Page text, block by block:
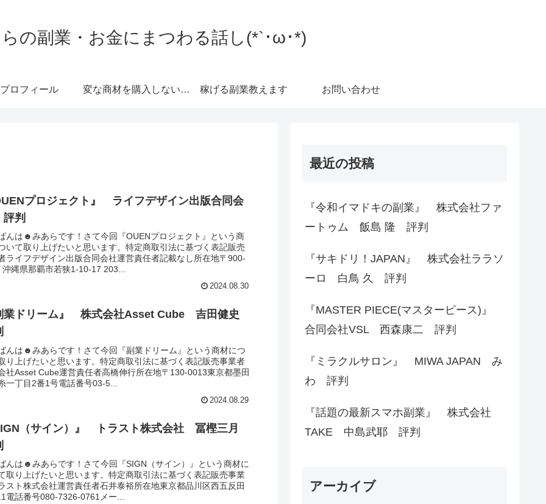
の副業・お金にまつわる話し(*`･ω･*)
プロフィール 変な商材を購入しない為に… 稼げる副業教えます お問い合わせ
プロジェクト』 ライフデザイン出版合同会
判
んは☻みあらです！さて今回『OUENプロジェクト』という商
いて取り上げたいと思います。特定商取引法に基づく表記販売
ライフデザイン出版合同会社運営責任者記載なし所在地〒900-
縄県那覇市若狭1-10-17 203...
2024.08.30
業ドリーム』 株式会社Asset Cube 吉田健史
んは☻みあらです！さて今回『副業ドリーム』という商材につ
り上げたいと思います。特定商取引法に基づく表記販売事業者
社Asset Cube運営責任者高橋伸行所在地〒130-0013東京都墨田
一丁目2番1号電話番号03-5...
2024.08.29
（サイン）』 トラスト株式会社 冨樫三月
んは☻みあらです！さて今回『SIGN（サイン）』という商材に
取り上げたいと思います。特定商取引法に基づく表記販売事業
スト株式会社運営責任者石井泰裕所在地東京都品川区西五反田
電話番号080-7326-0761メー...
最近の投稿
『令和イマドキの副業』 株式会社ファ
ートゥム 飯島 隆 評判
『サキドリ！JAPAN』 株式会社ララソ
ーロ 白鳥 久 評判
『MASTER PIECE(マスターピース)』
合同会社VSL 西森康二 評判
『ミラクルサロン』 MIWA JAPAN み
わ 評判
『話題の最新スマホ副業』 株式会社
TAKE 中島武耶 評判
アーカイブ